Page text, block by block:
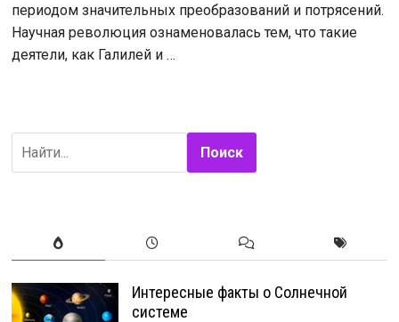
периодом значительных преобразований и потрясений.
Научная революция ознаменовалась тем, что такие
деятели, как Галилей и …
Поиск
Интересные факты о Солнечной
системе